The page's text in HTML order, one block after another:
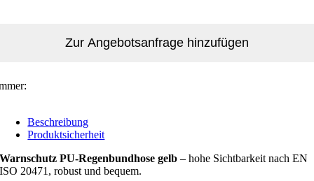
Zur Angebotsanfrage hinzufügen
Beschreibung
Produktsicherheit
Warnschutz PU-Regenbundhose gelb – hohe Sichtbarkeit nach EN
ISO 20471, robust und bequem.